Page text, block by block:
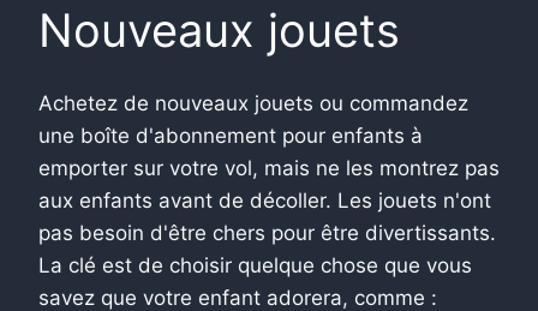
Nouveaux jouets
Achetez de nouveaux jouets ou commandez
une boîte d'abonnement pour enfants à
emporter sur votre vol, mais ne les montrez pas
aux enfants avant de décoller. Les jouets n'ont
pas besoin d'être chers pour être divertissants.
La clé est de choisir quelque chose que vous
savez que votre enfant adorera, comme :